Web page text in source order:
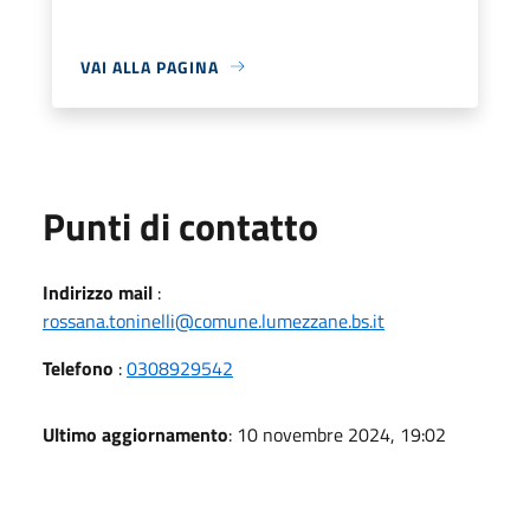
VAI ALLA PAGINA
Punti di contatto
Indirizzo mail :
rossana.toninelli@comune.lumezzane.bs.it
Telefono :0308929542
Ultimo aggiornamento: 10 novembre 2024, 19:02